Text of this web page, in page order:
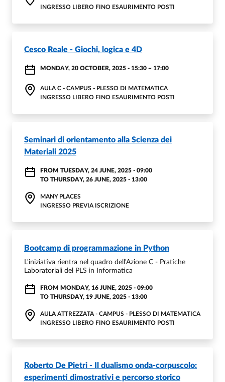
INGRESSO LIBERO FINO ESAURIMENTO POSTI
Cesco Reale - Giochi, logica e 4D
MONDAY, 20 OCTOBER, 2025 - 15:30 ~ 17:00
AULA C - CAMPUS - PLESSO DI MATEMATICA
INGRESSO LIBERO FINO ESAURIMENTO POSTI
Seminari di orientamento alla Scienza dei
Materiali 2025
FROM TUESDAY, 24 JUNE, 2025 - 09:00
TO THURSDAY, 26 JUNE, 2025 - 13:00
MANY PLACES
INGRESSO PREVIA ISCRIZIONE
Bootcamp di programmazione in Python
L'iniziativa rientra nel quadro dell'Azione C - Pratiche
Laboratoriali del PLS in Informatica
FROM MONDAY, 16 JUNE, 2025 - 09:00
TO THURSDAY, 19 JUNE, 2025 - 13:00
AULA ATTREZZATA - CAMPUS - PLESSO DI MATEMATICA
INGRESSO LIBERO FINO ESAURIMENTO POSTI
Roberto De Pietri - Il dualismo onda-corpuscolo:
esperimenti dimostrativi e percorso storico